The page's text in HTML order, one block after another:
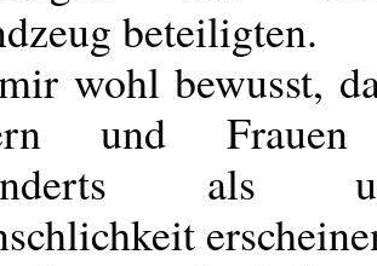
beteiligten.
wohl bewusst,
und
als